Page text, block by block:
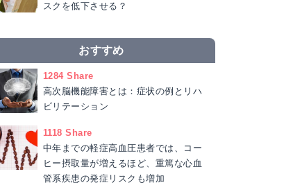
スクを低下させる？
おすすめ
1284 Share
高次脳機能障害とは：症状の例とリハ
ビリテーション
1118 Share
中年までの軽症高血圧患者では、コー
ヒー摂取量が増えるほど、重篤な心血
管系疾患の発症リスクも増加